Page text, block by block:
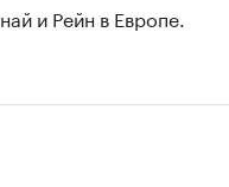
и Рейн в Европе.